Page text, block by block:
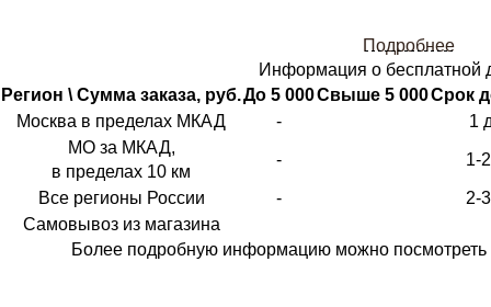
Подробнее
Информация о бесплатной
Регион \ Сумма заказа, руб.До 5 000Свыше 5 000Срок
Москва в пределах МКАД
-
1
МО за МКАД,
в пределах 10 км
- 1-
Все регионы России -
2-
Самовывоз из магазина
Более подробную информацию можно посмотреть